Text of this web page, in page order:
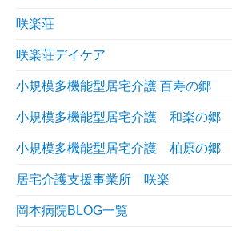
咲楽荘
咲楽荘デイケア
小規模多機能型居宅介護 百寿の郷
小規模多機能型居宅介護 和楽の郷
小規模多機能型居宅介護 柏原の郷
居宅介護支援事業所 咲楽
岡本病院BLOG一覧